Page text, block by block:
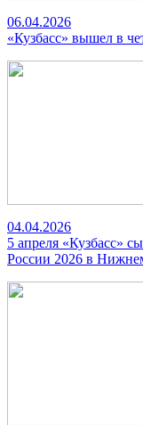
06.04.2026
«Кузбасс» вышел в
04.04.2026
5 апреля «Кузбасс»
России 2026 в